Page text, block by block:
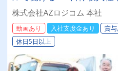
株式会社AZロジコム 本社
動画あり 入社支度金あり 賞与
休日5日以上